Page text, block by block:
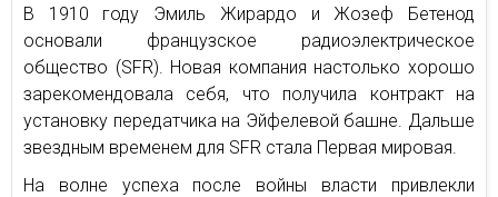
В 1910 году Эмиль Жирардо и Жозеф Бетенод
основали французское радиоэлектрическое
общество (SFR). Новая компания настолько хорошо
зарекомендовала себя, что получила контракт на
установку передатчика на Эйфелевой башне. Дальше
звездным временем для SFR стала Первая мировая.
На волне успеха после войны власти привлекли